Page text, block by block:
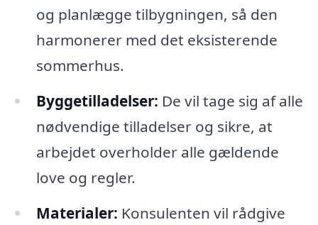
og planlægge tilbygningen, så den
harmonerer med det eksisterende
sommerhus.
Byggetilladelser: De vil tage sig af alle
nødvendige tilladelser og sikre, at
arbejdet overholder alle gældende
love og regler.
Materialer: Konsulenten vil rådgive